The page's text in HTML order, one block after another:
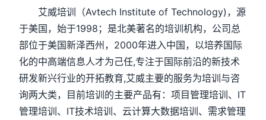
艾威培训（Avtech Institute of Technology)，源
于美国，始于1998；是北美著名的培训机构，公司总
部位于美国新泽西州，2000年进入中国，以培养国际
化的中高端信息人才为己任,专注于国际前沿的新技术
研发新兴行业的开拓教育,艾威主要的服务为培训与咨
询两大类，目前培训的主要产品有：项目管理培训、IT
管理培训、IT技术培训、云计算大数据培训、需求管理